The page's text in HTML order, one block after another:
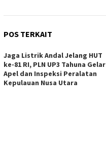
POS TERKAIT
Jaga Listrik Andal Jelang HUT
ke-81 RI, PLN UP3 Tahuna Gelar
Apel dan Inspeksi Peralatan
Kepulauan Nusa Utara